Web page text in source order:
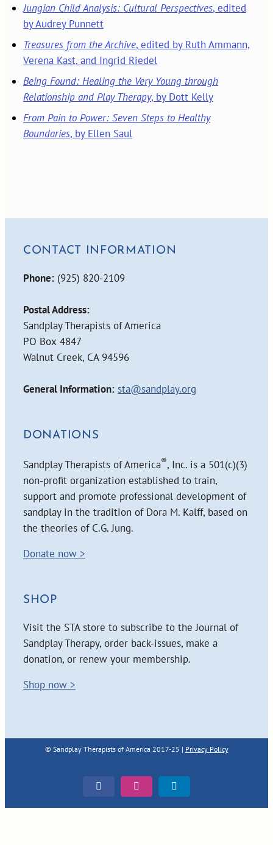
Jungian Child Analysis: Cultural Perspectives, edited
by Audrey Punnett
Treasures from the Archive, edited by Ruth Ammann,
Verena Kast, and Ingrid Riedel
Being Found: Healing the Very Young through
Relationship and Play Therapy, by Dott Kelly
From Pain to Power: Seven Steps to Healthy
Boundaries, by Ellen Saul
CONTACT INFORMATION
Phone: (925) 820-2109
Postal Address:
Sandplay Therapists of America
PO Box 4847
Walnut Creek, CA 94596
General Information: sta@sandplay.org
DONATIONS
Sandplay Therapists of America®, Inc. is a 501(c)(3)
non-profit organization established to train,
support and promote professional development of
sandplay in the tradition of Dora M. Kalff, based on
the theories of C.G. Jung.
Donate now >
SHOP
Visit the STA store to subscribe to the Journal of
Sandplay Therapy, order back-issues, make a
donation, or renew your membership.
Shop now >
© Sandplay Therapists of America 2017-25 | Privacy Policy
FacebookInstagramLinkedIn